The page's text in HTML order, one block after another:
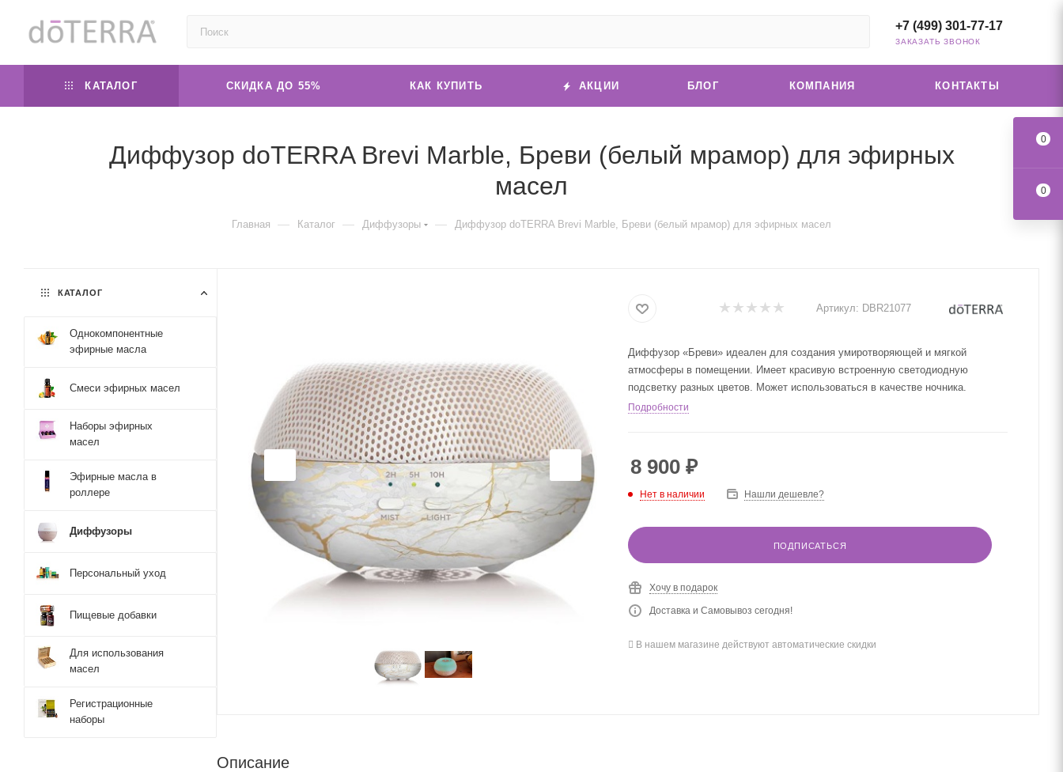
+7 (499) 301-77-17
ЗАКАЗАТЬ ЗВОНОК
КАТАЛОГ СКИДКА ДО 55% КАК КУПИТЬ АКЦИИ БЛОГ КОМПАНИЯ КОНТАКТЫ
Диффузор doTERRA Brevi Marble, Бреви (белый мрамор) для эфирных
масел
Главная — Каталог — Диффузоры — Диффузор doTERRA Brevi Marble, Бреви (белый мрамор) для эфирных масел
Артикул: DBR21077
Диффузор «Бреви» идеален для создания умиротворяющей и мягкой
атмосферы в помещении. Имеет красивую встроенную светодиодную
подсветку разных цветов. Может использоваться в качестве ночника.
Подробности
8 900 ₽
Нет в наличии Нашли дешевле?
ПОДПИСАТЬСЯ
Хочу в подарок
Доставка и Самовывоз сегодня!
В нашем магазине действуют автоматические скидки
Описание
КАТАЛОГ
Однокомпонентные
эфирные масла
Смеси эфирных масел
Наборы эфирных
масел
Эфирные масла в
роллере
Диффузоры
Персональный уход
Пищевые добавки
Для использования
масел
Регистрационные
наборы
0
0